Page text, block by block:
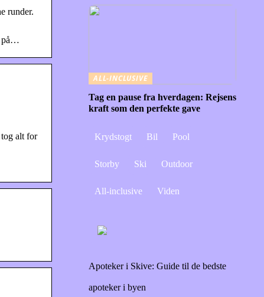
runder.
på…
alt for
ALL-INCLUSIVE
Tag en pause fra hverdagen: Rejsens
kraft som den perfekte gave
Krydstogt Bil Pool
Storby Ski Outdoor
All-inclusive Viden
Apoteker i Skive: Guide til de bedste
apoteker i byen